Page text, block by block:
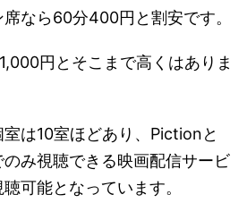
なら60分400円と割安です。
円とそこまで高くはありま
は10室ほどあり、Pictionと
み視聴できる映画配信サービ
可能となっています。